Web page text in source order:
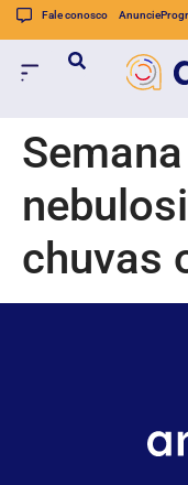
Fale conosco Anuncie
chuvas